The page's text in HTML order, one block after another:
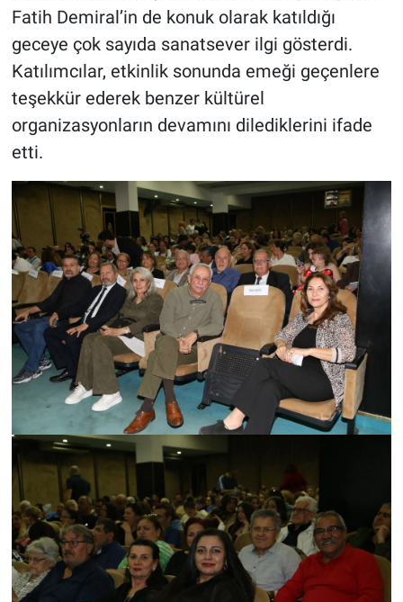
Fatih Demiral’in de konuk olarak katıldığı
geceye çok sayıda sanatsever ilgi gösterdi.
Katılımcılar, etkinlik sonunda emeği geçenlere
teşekkür ederek benzer kültürel
organizasyonların devamını dilediklerini ifade
etti.